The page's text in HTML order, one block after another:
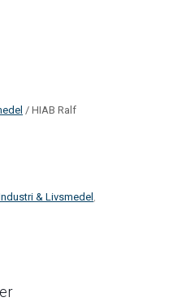
/ HIAB Ralf
& Livsmedel